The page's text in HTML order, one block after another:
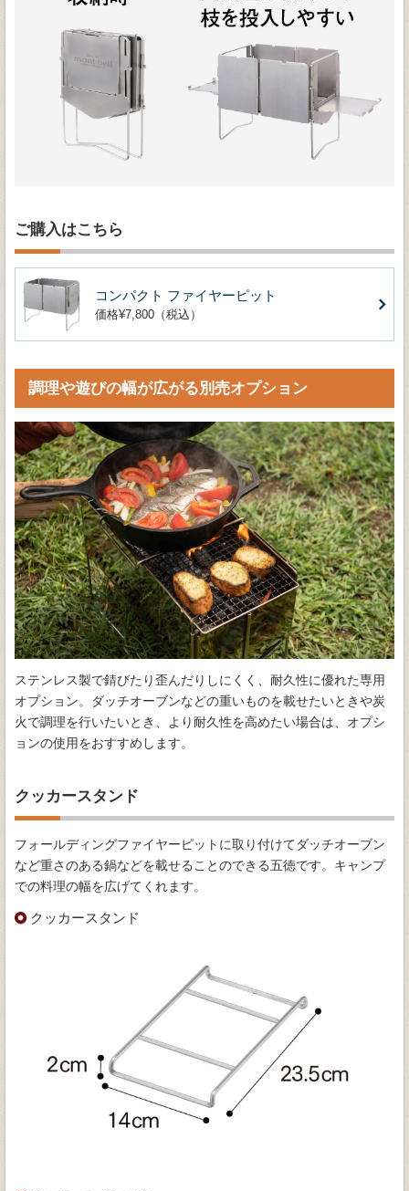
ご購入はこちら
コンパクト ファイヤーピット
価格¥7,800（税込）
調理や遊びの幅が広がる別売オプション
ステンレス製で錆びたり歪んだりしにくく、耐久性に優れた専用
オプション。ダッチオーブンなどの重いものを載せたいときや炭
火で調理を行いたいとき、より耐久性を高めたい場合は、オプシ
ョンの使用をおすすめします。
クッカースタンド
フォールディングファイヤーピットに取り付けてダッチオーブン
など重さのある鍋などを載せることのできる五徳です。キャンプ
での料理の幅を広げてくれます。
クッカースタンド